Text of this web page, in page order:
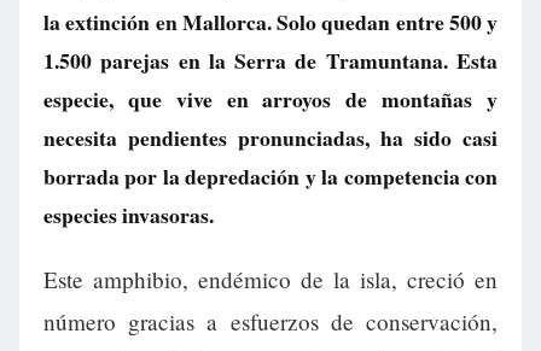
la extinción en Mallorca. Solo quedan entre 500 y
1.500 parejas en la Serra de Tramuntana. Esta
especie, que vive en arroyos de montañas y
necesita pendientes pronunciadas, ha sido casi
borrada por la depredación y la competencia con
especies invasoras.
Este amphibio, endémico de la isla, creció en
número gracias a esfuerzos de conservación,